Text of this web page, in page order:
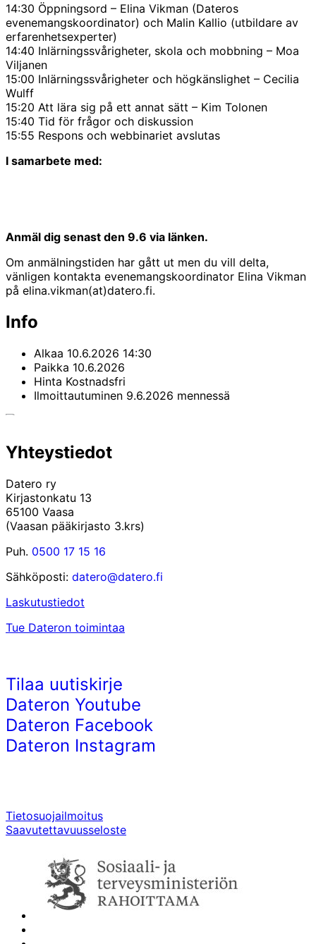
14:30 Öppningsord – Elina Vikman (Dateros
evenemangskoordinator) och Malin Kallio (utbildare av
erfarenhetsexperter)
14:40 Inlärningssvårigheter, skola och mobbning – Moa
Viljanen
15:00 Inlärningssvårigheter och högkänslighet – Cecilia
Wulff
15:20 Att lära sig på ett annat sätt – Kim Tolonen
15:40 Tid för frågor och diskussion
15:55 Respons och webbinariet avslutas
I samarbete med:
Anmäl dig senast den 9.6 via länken.
Om anmälningstiden har gått ut men du vill delta,
vänligen kontakta evenemangskoordinator Elina Vikman
på elina.vikman(at)datero.fi.
Info
Alkaa 10.6.2026 14:30
Paikka 10.6.2026
Hinta Kostnadsfri
Ilmoittautuminen 9.6.2026 mennessä
Yhteystiedot
Datero ry
Kirjastonkatu 13
65100 Vaasa
(Vaasan pääkirjasto 3.krs)
Puh. 0500 17 15 16
Sähköposti: datero@datero.fi
Laskutustiedot
Tue Dateron toimintaa
Tilaa uutiskirje
Dateron Youtube
Dateron Facebook
Dateron Instagram
Tietosuojailmoitus
Saavutettavuusseloste